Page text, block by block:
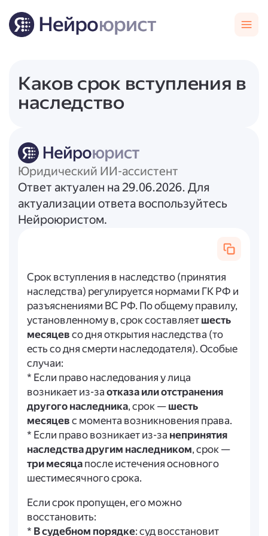
Каков срок вступления в
наследство
Юридический ИИ-ассистент
Ответ актуален на 29.06.2026. Для
актуализации ответа воспользуйтесь
Нейроюристом.
Срок вступления в наследство (принятия
наследства) регулируется нормами ГК РФ и
разъяснениями ВС РФ. По общему правилу,
установленному в, срок составляет шесть
месяцев со дня открытия наследства (то
есть со дня смерти наследодателя). Особые
случаи:
* Если право наследования у лица
возникает из-за отказа или отстранения
другого наследника, срок — шесть
месяцев с момента возникновения права.
* Если право возникает из-за непринятия
наследства другим наследником, срок —
три месяцапосле истечения основного
шестимесячного срока.
Если срок пропущен, его можно
восстановить:
* В судебном порядке: суд восстановит